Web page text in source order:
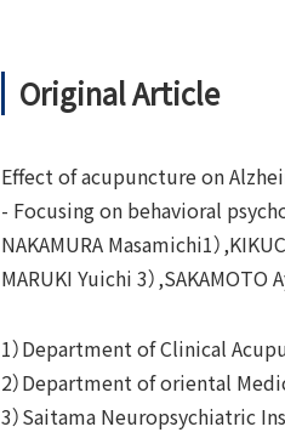
Original Article
Effect of acupuncture on
- Focusing on behavioral
NAKAMURA Masamichi1）
MARUKI Yuichi 3）,SAKAMOTO
1）Department of Clinical
2）Department of oriental
3）Saitama Neuropsychiatric